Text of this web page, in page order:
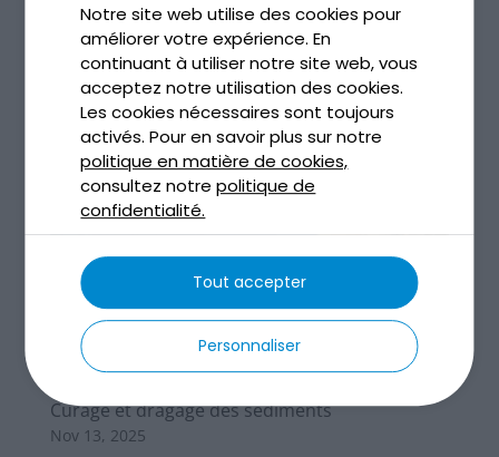
Notre site web utilise des cookies pour
améliorer votre expérience. En
continuant à utiliser notre site web, vous
acceptez notre utilisation des cookies.
Les cookies nécessaires sont toujours
activés. Pour en savoir plus sur notre
politique en matière de cookies,
consultez notrepolitique de
confidentialité.
Personnaliser
Tout accepter
Curage et dragage des sédiments
Nov 13, 2025